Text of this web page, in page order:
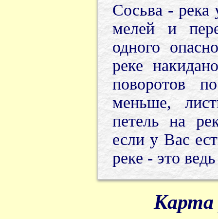
Сосьва - река
мелей и
одного
реке
поворотов
меньше,
петель на
если у Вас
реке - это
Карта